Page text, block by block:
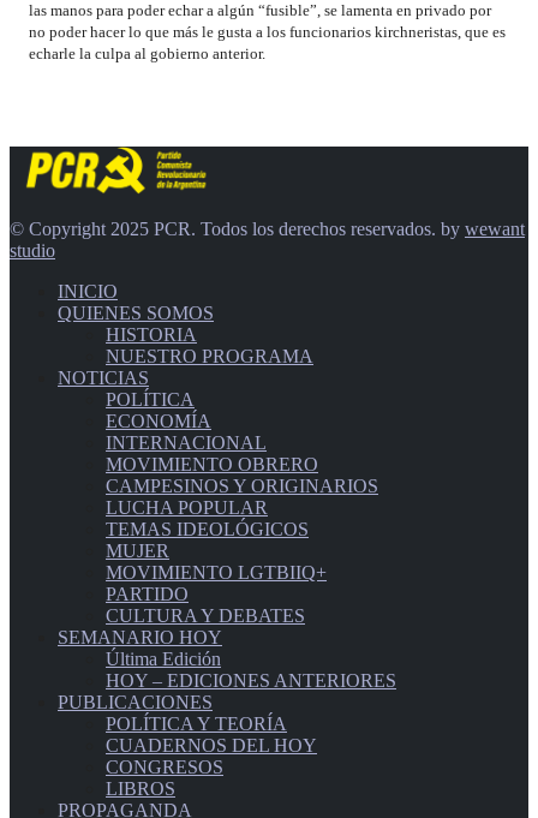
las manos para poder echar a algún “fusible”, se lamenta en privado por
no poder hacer lo que más le gusta a los funcionarios kirchneristas, que es
echarle la culpa al gobierno anterior.
© Copyright 2025 PCR. Todos los derechos reservados. by wewant
studio
INICIO
QUIENES SOMOS
HISTORIA
NUESTRO PROGRAMA
NOTICIAS
POLÍTICA
ECONOMÍA
INTERNACIONAL
MOVIMIENTO OBRERO
CAMPESINOS Y ORIGINARIOS
LUCHA POPULAR
TEMAS IDEOLÓGICOS
MUJER
MOVIMIENTO LGTBIIQ+
PARTIDO
CULTURA Y DEBATES
SEMANARIO HOY
Última Edición
HOY – EDICIONES ANTERIORES
PUBLICACIONES
POLÍTICA Y TEORÍA
CUADERNOS DEL HOY
CONGRESOS
LIBROS
PROPAGANDA